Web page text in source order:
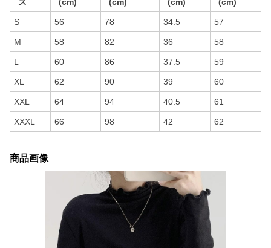
S 56 78 34.5 57
M 58 82 36 58
L 60 86 37.5 59
XL 62 90 39 60
XXL 64 94 40.5 61
XXXL 66 98 42 62
商品画像